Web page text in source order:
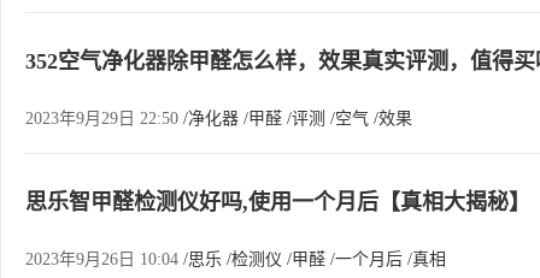
352空气净化器除甲醛怎么样，效果真实评测，值得买
2023年9月29日 22:50 /净化器 /甲醛 /评测 /空气 /效果
思乐智甲醛检测仪好吗,使用一个月后【真相大揭秘】
2023年9月26日 10:04 /思乐 /检测仪 /甲醛 /一个月后 /真相